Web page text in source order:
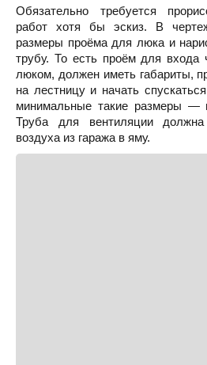
Обязательно требуется
работ хотя бы эскиз. В
размеры проёма для люка и
трубу. То есть проём для входа
люком, должен иметь габариты,
на лестницу и начать
минимальные такие размеры —
Труба для вентиляции должна
воздуха из гаража в яму.